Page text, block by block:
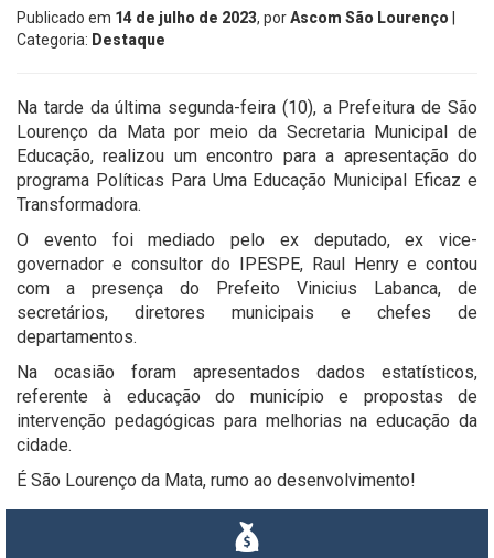
Publicado em 14 de julho de 2023, porAscom São Lourenço
Categoria: Destaque
Na tarde da última segunda-feira (10), a Prefeitura de São
Lourenço da Mata por meio da Secretaria Municipal de
Educação, realizou um encontro para a apresentação do
programa Políticas Para Uma Educação Municipal Eficaz e
Transformadora.
O evento foi mediado pelo ex deputado, ex vice-
governador e consultor do IPESPE, Raul Henry e contou
com a presença do Prefeito Vinicius Labanca, de
secretários, diretores municipais e chefes de
departamentos.
Na ocasião foram apresentados dados estatísticos,
referente à educação do município e propostas de
intervenção pedagógicas para melhorias na educação da
cidade.
É São Lourenço da Mata, rumo ao desenvolvimento!